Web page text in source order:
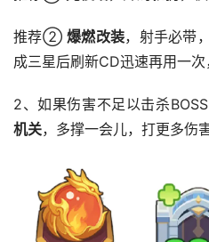
推荐② 爆燃改装，射手必带
成三星后刷新CD迅速再用一次
2、如果伤害不足以击杀
机关，多撑一会儿，打更多伤